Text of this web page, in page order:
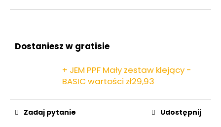
Dostaniesz w gratisie
+ JEM PPF Mały zestaw klejący -
BASIC wartości zł29,93
Zadaj pytanie Udostępnij